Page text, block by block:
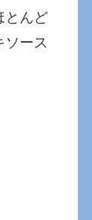
とんど
ソース